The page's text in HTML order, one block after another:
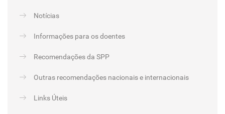
Notícias
Informações para os doentes
Recomendações da SPP
Outras recomendações nacionais e internacionais
Links Úteis